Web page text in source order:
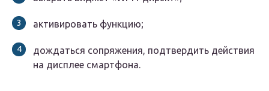
активировать функцию;
дождаться сопряжения, подтвердить действия
на дисплее смартфона.